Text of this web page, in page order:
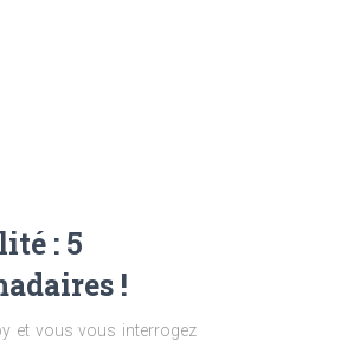
: 5
!
et vous vous interrogez